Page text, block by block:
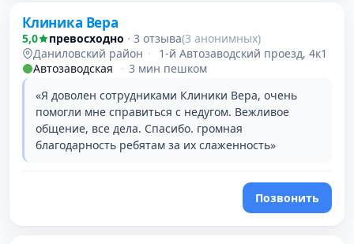
Клиника Вера
5,0 превосходно · 3 отзыва(3 анонимных)
Даниловский район ·
1-й Автозаводский проезд, 4к1
Автозаводская
· 3 мин пешком
«Я доволен сотрудниками Клиники Вера, очень
помогли мне справиться с недугом. Вежливое
общение, все дела. Спасибо. громная
благодарность ребятам за их слаженность»
Позвонить